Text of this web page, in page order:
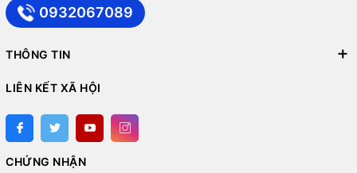
0932067089
THÔNG TIN
LIÊN KẾT XÃ HỘI
CHỨNG NHẬN